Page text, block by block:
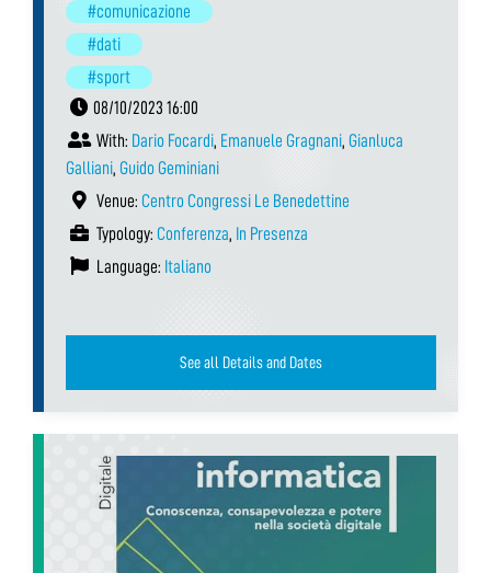
#comunicazione
#dati
#sport
08/10/2023 16:00
With: Dario Focardi, Emanuele Gragnani, Gianluca
Galliani, Guido Geminiani
Venue: Centro Congressi Le Benedettine
Typology: Conferenza, In Presenza
Language: Italiano
See all Details and Dates